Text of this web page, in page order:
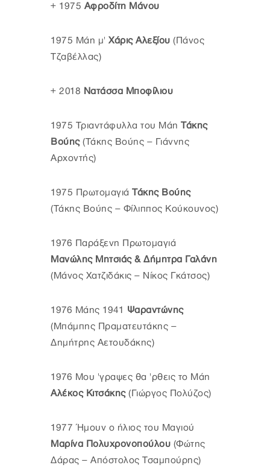
+ 1975 Αφροδίτη Μάνου
1975 Μάη μ' Χάρις Αλεξίου (Πάνος
Τζαβέλλας)
+ 2018 Νατάσσα Μποφίλιου
1975 Τριαντάφυλλα του Μάη Τάκης
Βούης(Τάκης Βούης – Γιάννης
Αρχοντής)
1975 Πρωτομαγιά Τάκης Βούης
(Τάκης Βούης – Φίλιππος Κούκουνος)
1976 Παράξενη Πρωτομαγιά
Μανώλης Μητσιάς & Δήμητρα Γαλάνη
(Μάνος Χατζιδάκις – Νίκος Γκάτσος)
1976 Μάης 1941 Ψαραντώνης
(Μπάμπης Πραματευτάκης –
Δημήτρης Αετουδάκης)
1976 Μου 'γραψες θα 'ρθεις το Μάη
Αλέκος Κιτσάκης(Γιώργος Πολύζος)
1977 Ήμουν ο ήλιος του Μαγιού
Μαρίνα Πολυχρονοπούλου (Φώτης
Δάρας – Απόστολος Τσαμπούρης)